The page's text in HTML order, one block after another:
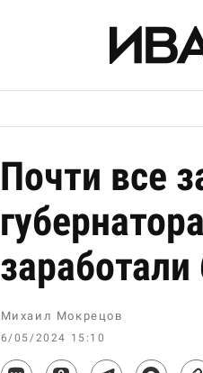
Почти все
Михаил Мокрецов
6/05/2024 15:10